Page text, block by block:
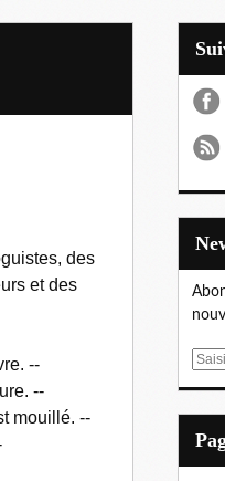
des
et des
--
--
mouillé. --
E